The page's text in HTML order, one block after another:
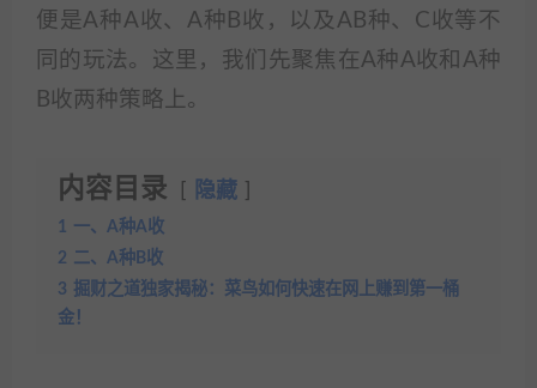
便是A种A收、A种B收，以及AB种、C收等不
同的玩法。这里，我们先聚焦在A种A收和A种
B收两种策略上。
内容目录 隐藏
1 一、A种A收
2 二、A种B收
3 掘财之道独家揭秘：菜鸟如何快速在网上赚到第一桶
金！